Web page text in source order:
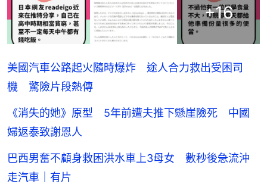
+16
美國汽車公路起火隨時爆炸 途人合力救出受困司
機 驚險片段熱傳
《消失的她》原型 5年前遭夫推下懸崖險死 中國
婦返泰致謝恩人
巴西男奮不顧身救困洪水車上3母女 數秒後急流沖
走汽車｜有片